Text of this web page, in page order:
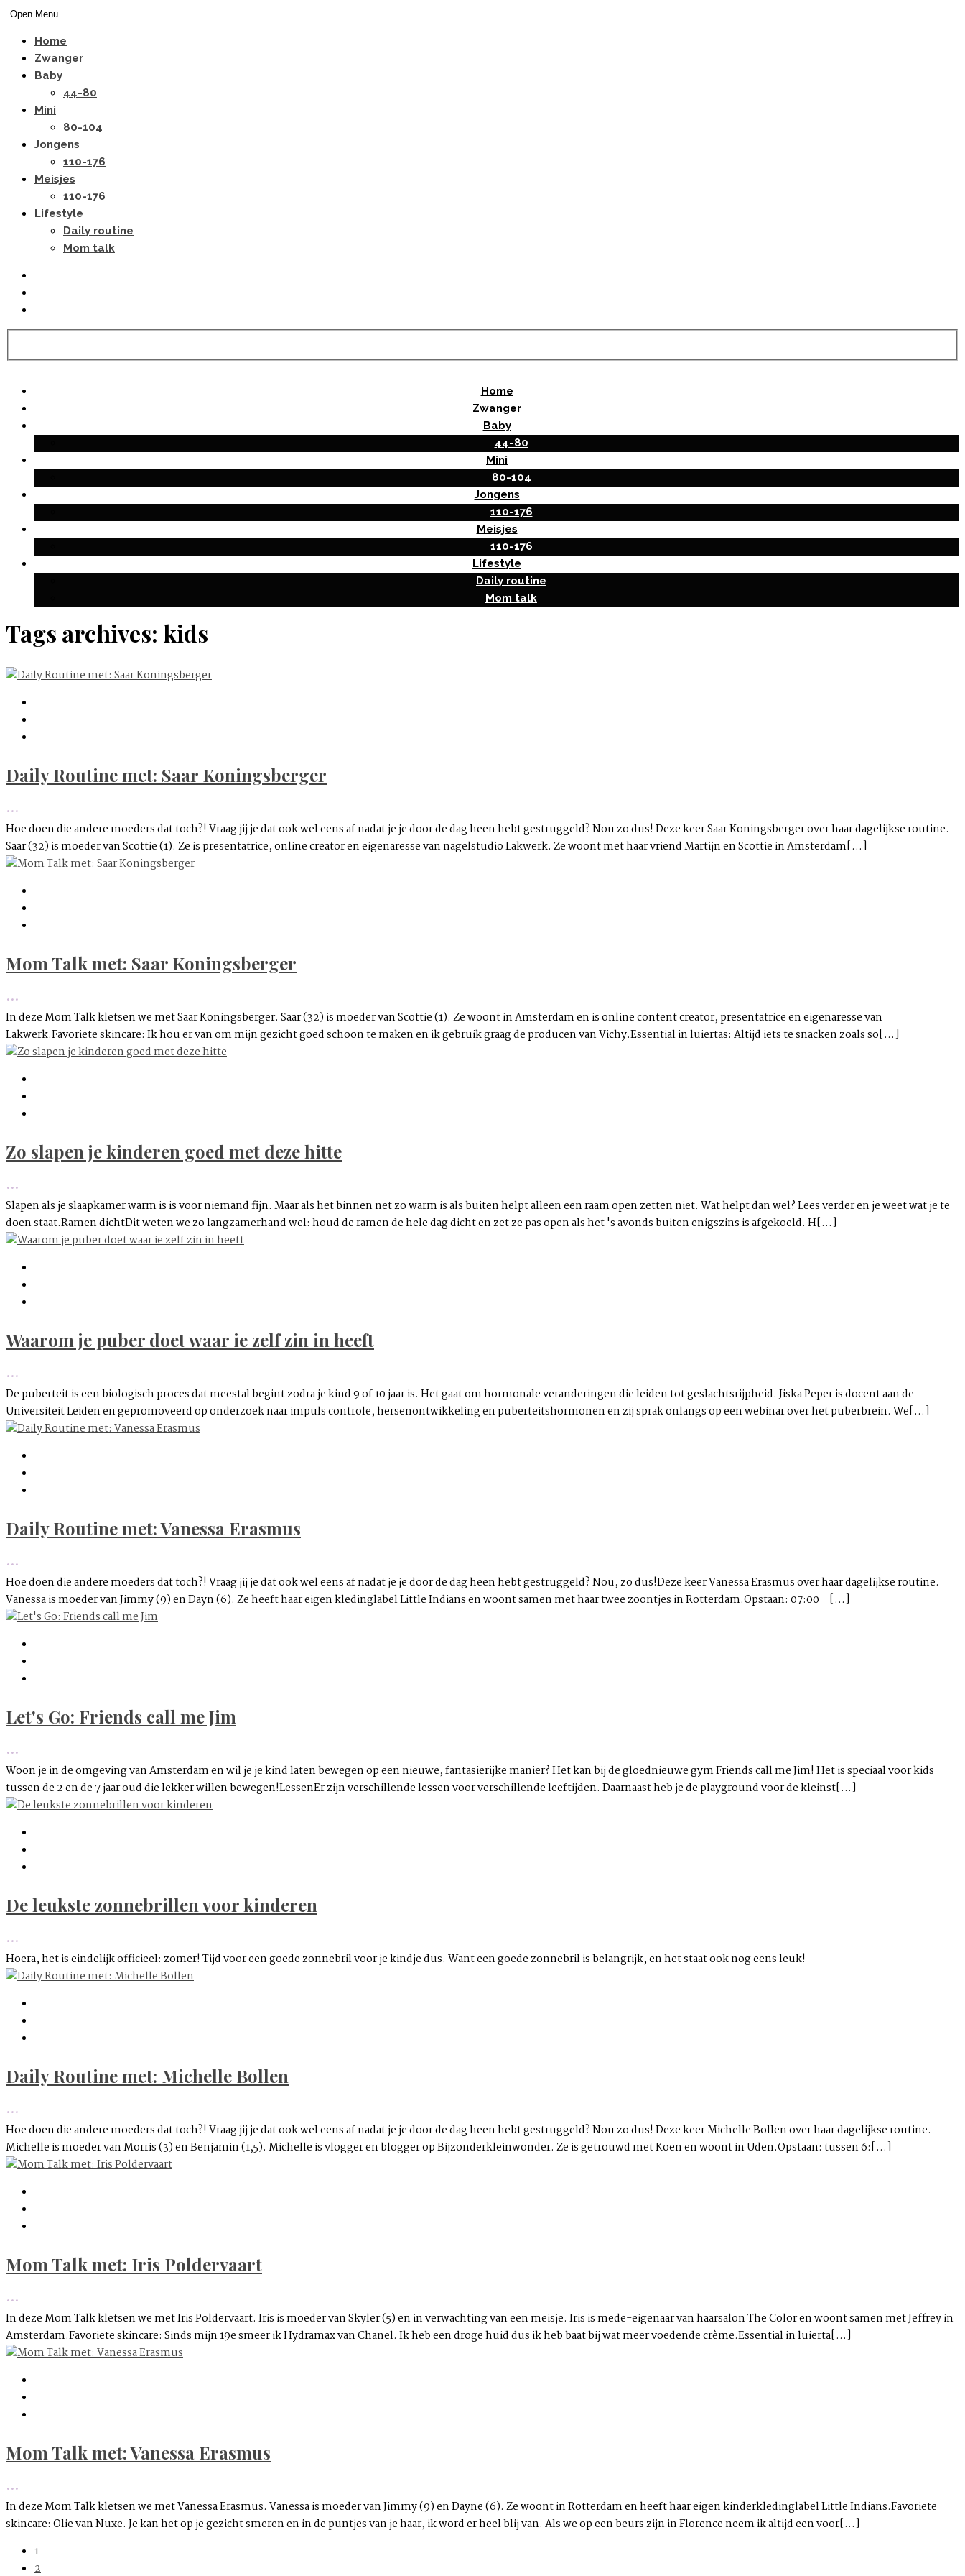
Open Menu
Home
Zwanger
Baby
44-80
Mini
80-104
Jongens
110-176
Meisjes
110-176
Lifestyle
Daily routine
Mom talk
Home
Zwanger
Baby
44-80
Mini
80-104
Jongens
110-176
Meisjes
110-176
Lifestyle
Daily routine
Mom talk
Tags archives: kids
Daily Routine met: Saar Koningsberger
•••
Hoe doen die andere moeders dat toch?! Vraag jij je dat ook wel eens af nadat je je door de dag heen hebt gestruggeld? Nou zo dus! Deze keer Saar Koningsberger over haar dagelijkse routine.
Saar (32) is moeder van Scottie (1). Ze is presentatrice, online creator en eigenaresse van nagelstudio Lakwerk. Ze woont met haar vriend Martijn en Scottie in Amsterdam[...]
Mom Talk met: Saar Koningsberger
•••
In deze Mom Talk kletsen we met Saar Koningsberger. Saar (32) is moeder van Scottie (1). Ze woont in Amsterdam en is online content creator, presentatrice en eigenaresse van
Lakwerk.Favoriete skincare: Ik hou er van om mijn gezicht goed schoon te maken en ik gebruik graag de producen van Vichy.Essential in luiertas: Altijd iets te snacken zoals so[...]
Zo slapen je kinderen goed met deze hitte
•••
Slapen als je slaapkamer warm is is voor niemand fijn. Maar als het binnen net zo warm is als buiten helpt alleen een raam open zetten niet. Wat helpt dan wel? Lees verder en je weet wat je te
doen staat.Ramen dichtDit weten we zo langzamerhand wel: houd de ramen de hele dag dicht en zet ze pas open als het 's avonds buiten enigszins is afgekoeld. H[...]
Waarom je puber doet waar ie zelf zin in heeft
•••
De puberteit is een biologisch proces dat meestal begint zodra je kind 9 of 10 jaar is. Het gaat om hormonale veranderingen die leiden tot geslachtsrijpheid. Jiska Peper is docent aan de
Universiteit Leiden en gepromoveerd op onderzoek naar impuls controle, hersenontwikkeling en puberteitshormonen en zij sprak onlangs op een webinar over het puberbrein. We[...]
Daily Routine met: Vanessa Erasmus
•••
Hoe doen die andere moeders dat toch?! Vraag jij je dat ook wel eens af nadat je je door de dag heen hebt gestruggeld? Nou, zo dus!Deze keer Vanessa Erasmus over haar dagelijkse routine.
Vanessa is moeder van Jimmy (9) en Dayn (6). Ze heeft haar eigen kledinglabel Little Indians en woont samen met haar twee zoontjes in Rotterdam.Opstaan: 07:00 - [...]
Let's Go: Friends call me Jim
•••
Woon je in de omgeving van Amsterdam en wil je je kind laten bewegen op een nieuwe, fantasierijke manier? Het kan bij de gloednieuwe gym Friends call me Jim! Het is speciaal voor kids
tussen de 2 en de 7 jaar oud die lekker willen bewegen!LessenEr zijn verschillende lessen voor verschillende leeftijden. Daarnaast heb je de playground voor de kleinst[...]
De leukste zonnebrillen voor kinderen
•••
Hoera, het is eindelijk officieel: zomer! Tijd voor een goede zonnebril voor je kindje dus. Want een goede zonnebril is belangrijk, en het staat ook nog eens leuk!
Daily Routine met: Michelle Bollen
•••
Hoe doen die andere moeders dat toch?! Vraag jij je dat ook wel eens af nadat je je door de dag heen hebt gestruggeld? Nou zo dus! Deze keer Michelle Bollen over haar dagelijkse routine.
Michelle is moeder van Morris (3) en Benjamin (1,5). Michelle is vlogger en blogger op Bijzonderkleinwonder. Ze is getrouwd met Koen en woont in Uden.Opstaan: tussen 6:[...]
Mom Talk met: Iris Poldervaart
•••
In deze Mom Talk kletsen we met Iris Poldervaart. Iris is moeder van Skyler (5) en in verwachting van een meisje. Iris is mede-eigenaar van haarsalon The Color en woont samen met Jeffrey in
Amsterdam.Favoriete skincare: Sinds mijn 19e smeer ik Hydramax van Chanel. Ik heb een droge huid dus ik heb baat bij wat meer voedende crème.Essential in luierta[...]
Mom Talk met: Vanessa Erasmus
•••
In deze Mom Talk kletsen we met Vanessa Erasmus. Vanessa is moeder van Jimmy (9) en Dayne (6). Ze woont in Rotterdam en heeft haar eigen kinderkledinglabel Little Indians.Favoriete
skincare: Olie van Nuxe. Je kan het op je gezicht smeren en in de puntjes van je haar, ik word er heel blij van. Als we op een beurs zijn in Florence neem ik altijd een voor[...]
1
2